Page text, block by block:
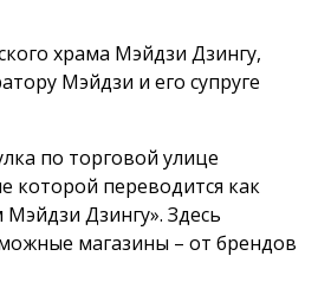
храма Мэйдзи Дзингу,
Мэйдзи и его супруге
по торговой улице
которой переводится как
Дзингу». Здесь
магазины – от брендов